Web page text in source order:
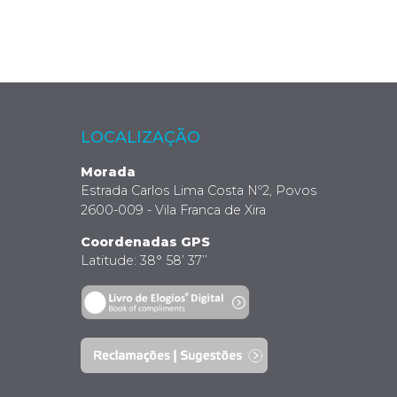
LOCALIZAÇÃO
Morada
Estrada Carlos Lima Costa Nº2, Povos
2600-009 - Vila Franca de Xira
Coordenadas GPS
Latitude: 38° 58’ 37’’